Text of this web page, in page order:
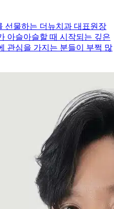
선물하는 더뉴치과 대표원장
아슬아슬할 때 시작되는 깊은
관심을 가지는 분들이 부쩍 많